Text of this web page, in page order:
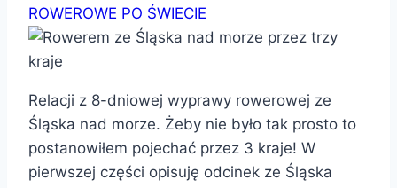
ROWEROWE PO ŚWIECIE
Relacji z 8-dniowej wyprawy rowerowej ze
Śląska nad morze. Żeby nie było tak prosto to
postanowiłem pojechać przez 3 kraje! W
pierwszej części opisuję odcinek ze Śląska